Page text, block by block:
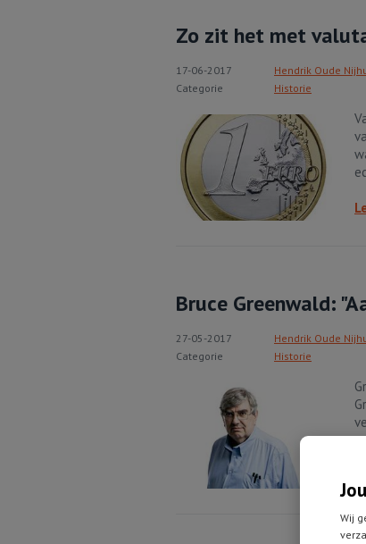
Wij
Zo zit het met
17-06-2017
Hendrik Oude
Categorie
Historie
Bruce Greenwald:
27-05-2017
Hendrik Oude
Categorie
Historie